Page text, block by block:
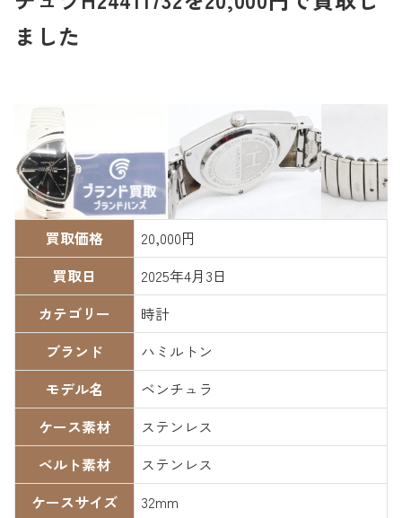
ました
買取価格
20,000円
買取日
2025年4月3日
カテゴリー
時計
ブランド
ハミルトン
モデル名
ベンチュラ
ケース素材
ステンレス
ベルト素材
ステンレス
ケースサイズ
32mm